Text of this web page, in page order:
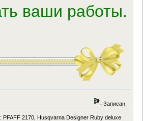
ваши работы.
Записан
2170, Husqvarna Designer Ruby deluxe